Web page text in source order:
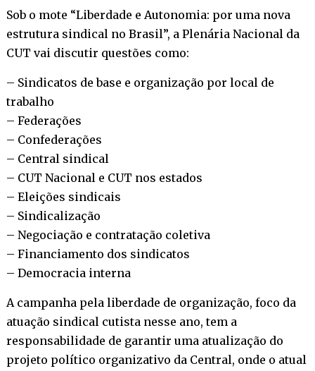
Sob o mote “Liberdade e Autonomia: por uma nova
estrutura sindical no Brasil”, a Plenária Nacional da
CUT vai discutir questões como:
– Sindicatos de base e organização por local de
trabalho
– Federações
– Confederações
– Central sindical
– CUT Nacional e CUT nos estados
– Eleições sindicais
– Sindicalização
– Negociação e contratação coletiva
– Financiamento dos sindicatos
– Democracia interna
A campanha pela liberdade de organização, foco da
atuação sindical cutista nesse ano, tem a
responsabilidade de garantir uma atualização do
projeto político organizativo da Central, onde o atual